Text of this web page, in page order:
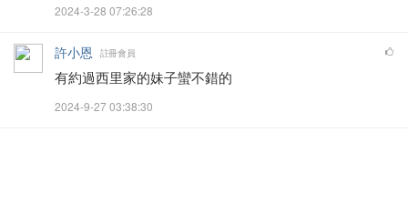
2024-3-28 07:26:28
許小恩 註冊會員
有約過西里家的妹子蠻不錯的
2024-9-27 03:38:30